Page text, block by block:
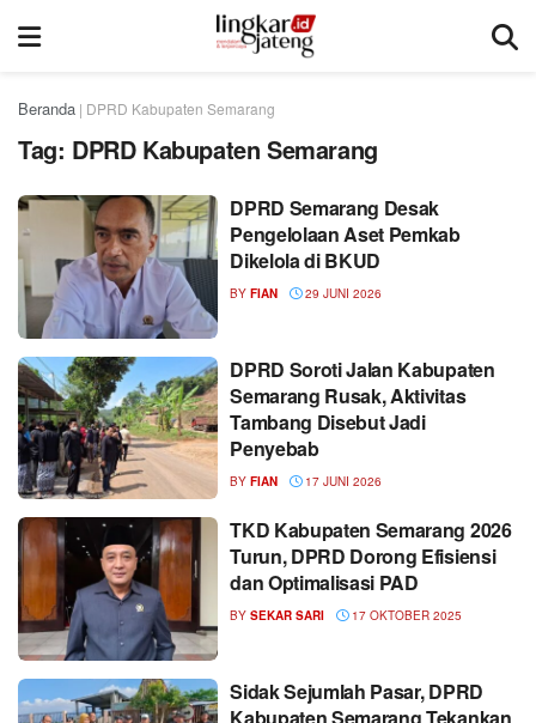
Beranda | DPRD Kabupaten Semarang
Tag: DPRD Kabupaten Semarang
DPRD Semarang Desak
Pengelolaan Aset Pemkab
Dikelola di BKUD
BY FIAN 29 JUNI 2026
DPRD Soroti Jalan Kabupaten
Semarang Rusak, Aktivitas
Tambang Disebut Jadi
Penyebab
BY FIAN 17 JUNI 2026
TKD Kabupaten Semarang 2026
Turun, DPRD Dorong Efisiensi
dan Optimalisasi PAD
BY SEKAR SARI 17 OKTOBER 2025
Sidak Sejumlah Pasar, DPRD
Kabupaten Semarang Tekankan